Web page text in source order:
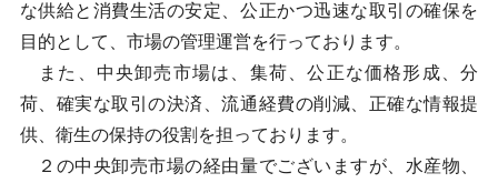
な供給と消費生活の安定、公正かつ迅速な取引の確保を
目的として、市場の管理運営を行っております。
また、中央卸売市場は、集荷、公正な価格形成、分
荷、確実な取引の決済、流通経費の削減、正確な情報提
供、衛生の保持の役割を担っております。
２の中央卸売市場の経由量でございますが、水産物、